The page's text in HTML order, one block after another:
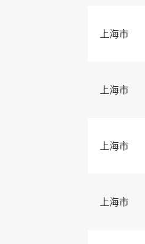
上海市
上海市
上海市
上海市